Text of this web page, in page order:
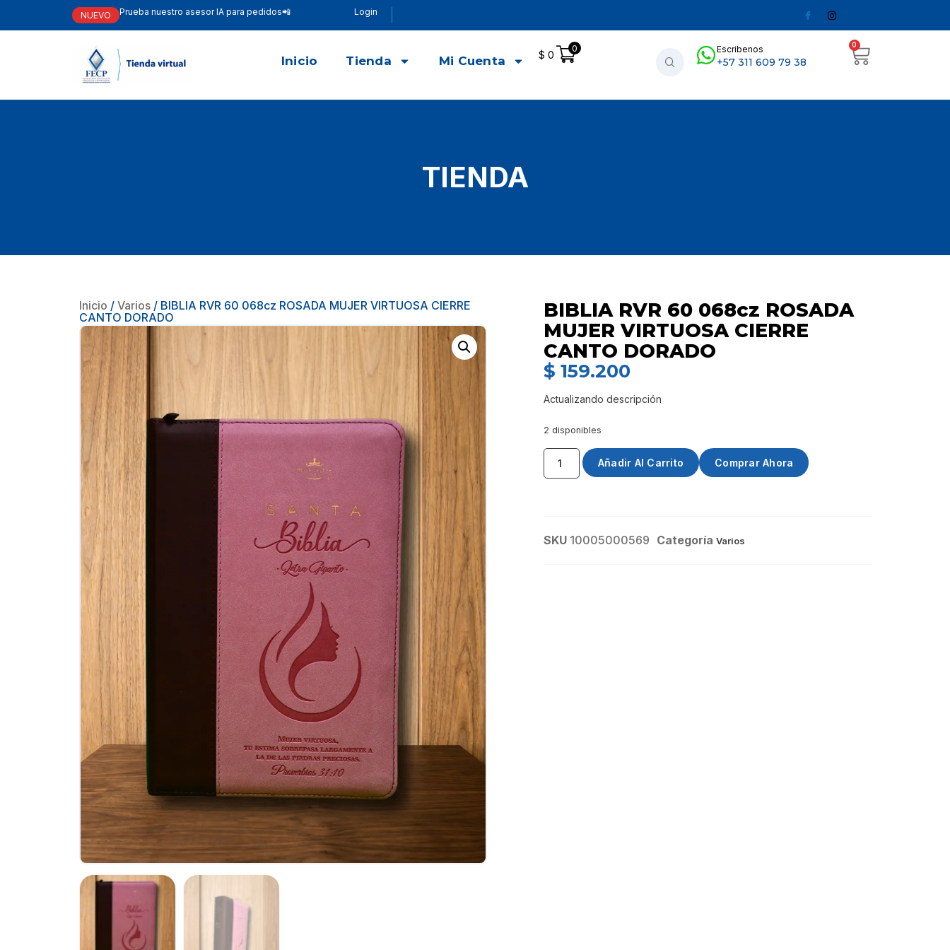
NUEVO Prueba nuestro asesor IA para pedidos📲 Login
Inicio Tienda Mi Cuenta $ 0
0 Escribenos
+57 311 609 79 38
0
TIENDA
Inicio / Varios / BIBLIA RVR 60 068cz ROSADA MUJER VIRTUOSA CIERRE
CANTO DORADO
BIBLIA RVR 60 068cz ROSADA
MUJER VIRTUOSA CIERRE
CANTO DORADO
$ 159.200
Actualizando descripción
2 disponibles
Añadir Al Carrito Comprar Ahora
SKU 10005000569 Categoría Varios